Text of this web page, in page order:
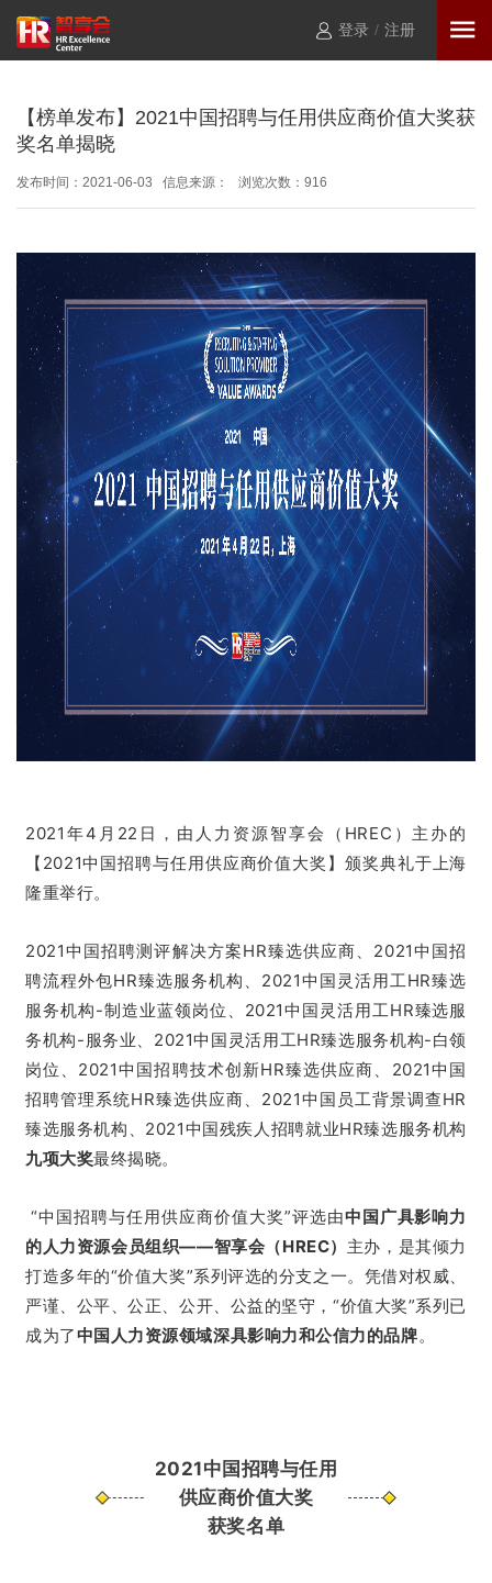
登录 / 注册
【榜单发布】2021中国招聘与任用供应商价值大奖获
奖名单揭晓
发布时间：2021-06-03 信息来源： 浏览次数： 916
2021年4月22日，由人力资源智享会（HREC）主办的
【2021中国招聘与任用供应商价值大奖】颁奖典礼于上海
隆重举行。
2021中国招聘测评解决方案HR臻选供应商、2021中国招
聘流程外包HR臻选服务机构、2021中国灵活用工HR臻选
服务机构-制造业蓝领岗位、2021中国灵活用工HR臻选服
务机构-服务业、2021中国灵活用工HR臻选服务机构-白领
岗位、2021中国招聘技术创新HR臻选供应商、2021中国
招聘管理系统HR臻选供应商、2021中国员工背景调查HR
臻选服务机构、2021中国残疾人招聘就业HR臻选服务机构
九项大奖最终揭晓。
“中国招聘与任用供应商价值大奖”评选由中国广具影响力
的人力资源会员组织——智享会（HREC） 主办，是其倾力
打造多年的“价值大奖”系列评选的分支之一。凭借对权威、
严谨、公平、公正、公开、公益的坚守，“价值大奖”系列已
成为了中国人力资源领域深具影响力和公信力的品牌。
2021中国招聘与任用
供应商价值大奖
获奖名单